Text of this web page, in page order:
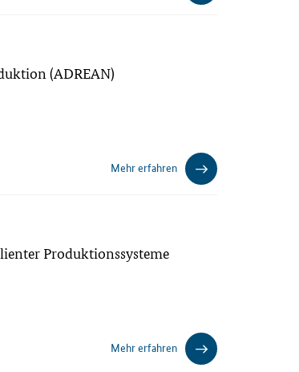
(ADREAN)
Mehr erfahren
Produktionssysteme
Mehr erfahren